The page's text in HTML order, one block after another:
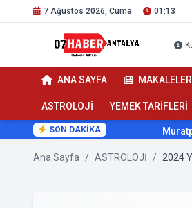
7 Ağustos 2026, Cuma 01:13
ANA SAYFA MAKALELER
ASTROLOJİ YEMEK TARİFLERİ
SON DAKİKA Muratpaşa
Ana Sayfa / ASTROLOJİ / 2024